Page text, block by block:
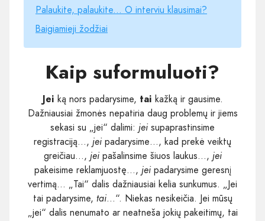
Palaukite, palaukite... O interviu klausimai?
Baigiamieji žodžiai
Kaip suformuluoti?
Jei ką nors padarysime, tai kažką ir gausime.
Dažniausiai žmonės nepatiria daug problemų ir jiems
sekasi su „jei“ dalimi: jei supaprastinsime
registraciją…, jei padarysime…, kad prekė veiktų
greičiau…, jeipašalinsime šiuos laukus…, jei
pakeisime reklamjuostę…, jeipadarysime geresnį
vertimą… „Tai“ dalis dažniausiai kelia sunkumus. „Jei
tai padarysime, tai...“. Niekas nesikeičia. Jei mūsų
„jei“ dalis nenumato ar neatneša jokių pakeitimų, tai